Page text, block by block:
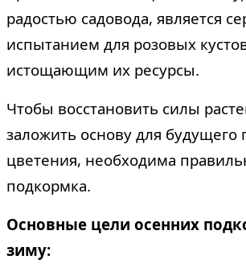
радостью садовода, является
испытанием для розовых
истощающим их ресурсы.
Чтобы восстановить силы
заложить основу для
цветения, необходима
подкормка.
Основные цели осенних
зиму: